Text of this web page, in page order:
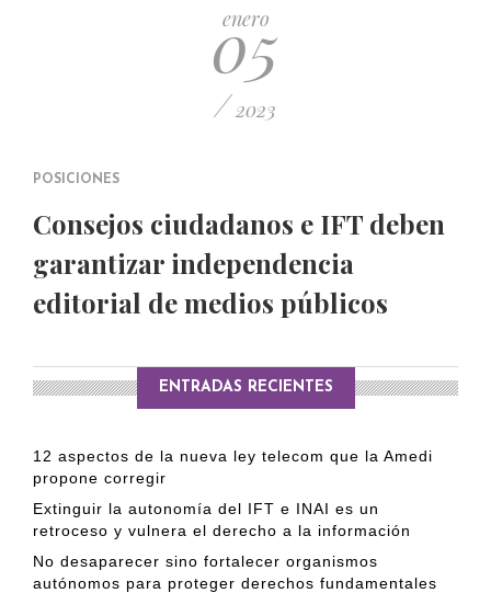
enero
05
/ 2023
POSICIONES
Consejos ciudadanos e IFT deben
garantizar independencia
editorial de medios públicos
ENTRADAS RECIENTES
12 aspectos de la nueva ley telecom que la Amedi
propone corregir
Extinguir la autonomía del IFT e INAI es un
retroceso y vulnera el derecho a la información
No desaparecer sino fortalecer organismos
autónomos para proteger derechos fundamentales